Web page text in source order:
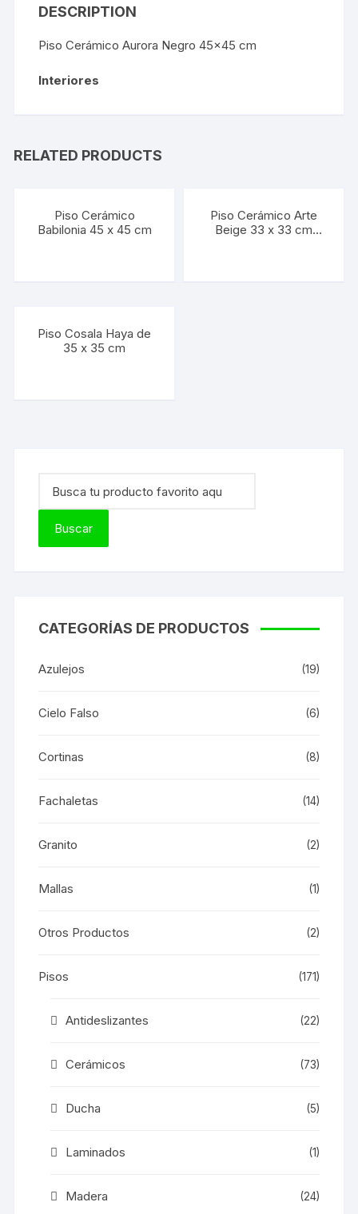
DESCRIPTION
Piso Cerámico Aurora Negro 45×45 cm
Interiores
RELATED PRODUCTS
Piso Cerámico
Babilonia 45 x 45 cm
Piso Cerámico Arte
Beige 33 x 33 cm
Piso Cosala Haya de
35 x 35 cm
CATEGORÍAS DE PRODUCTOS
Azulejos (19)
Cielo Falso (6)
Cortinas (8)
Fachaletas (14)
Granito (2)
Mallas (1)
Otros Productos (2)
Pisos (171)
Antideslizantes (22)
Cerámicos (73)
Ducha (5)
Laminados (1)
Madera (24)